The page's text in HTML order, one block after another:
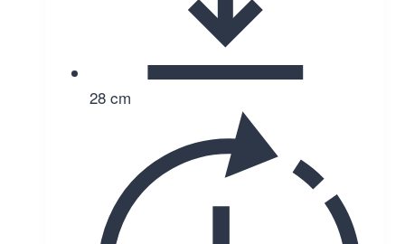
28 cm